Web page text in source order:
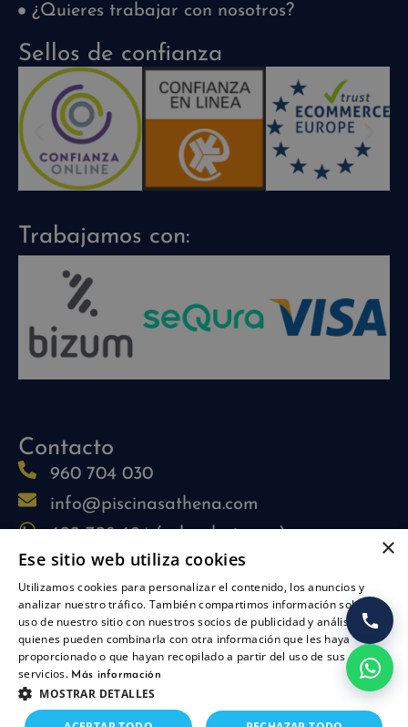
¿Quieres trabajar con nosotros?
Sellos de confianza
Trabajamos con:
Contacto
960 704 030
info@piscinasathena.com
622 708 694 (solo whatsapp)
L-V: 09:30h-13:30h
L-J: 15:30h-17:30h
Síguenos
×
Ese sitio web utiliza cookies
Utilizamos cookies para personalizar el contenido, los anuncios y
analizar nuestro tráfico. También compartimos información sobre su
uso de nuestro sitio con nuestros socios de publicidad y análisis,
quienes pueden combinarla con otra información que les haya
proporcionado o que hayan recopilado a partir del uso de sus
servicios. Más información
MOSTRAR DETALLES